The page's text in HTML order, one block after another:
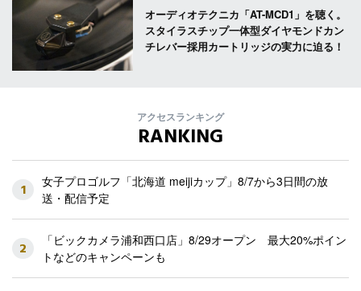
オーディオテクニカ「AT-MCD1」を聴く。
スタイラスチップ一体型ダイヤモンドカン
チレバー採用カートリッジの実力に迫る！
アクセスランキング
RANKING
1
女子プロゴルフ「北海道 meijiカップ」8/7から3日間の放
送・配信予定
2
「ビックカメラ浦和西口店」8/29オープン 最大20%ポイン
トなどのキャンペーンも